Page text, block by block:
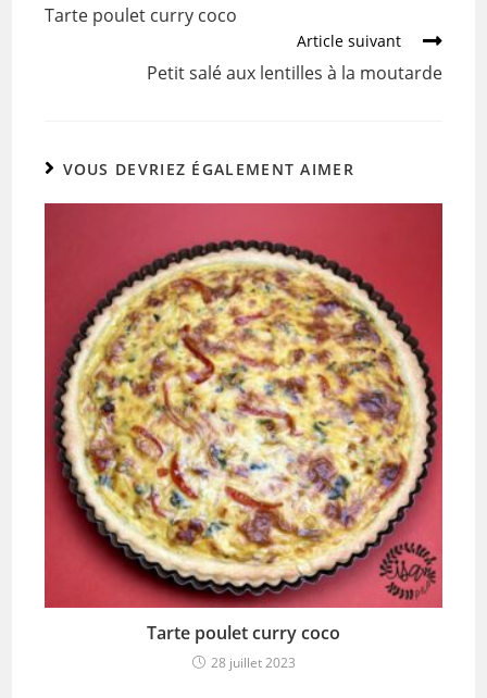
o
Tarte poulet curry coco
Article suivant
Petit salé aux lentilles à la moutarde
VOUS DEVRIEZ ÉGALEMENT AIMER
Tarte poulet curry coco
28 juillet 2023